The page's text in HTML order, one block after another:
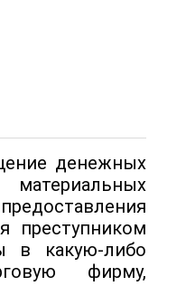
денежных
преступником
в какую-либо
фирму,